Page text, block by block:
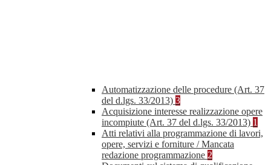
Automatizzazione delle procedure (Art. 37
del d.lgs. 33/2013) 3
Acquisizione interesse realizzazione opere
incompiute (Art. 37 del d.lgs. 33/2013) 1
Atti relativi alla programmazione di lavori,
opere, servizi e forniture / Mancata
redazione programmazione 2